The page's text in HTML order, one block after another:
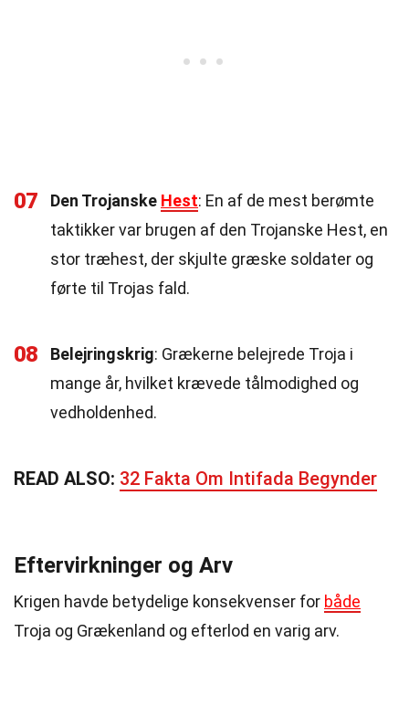
07 Den Trojanske Hest: En af de mest berømte
taktikker var brugen af den Trojanske Hest, en
stor træhest, der skjulte græske soldater og
førte til Trojas fald.
08 Belejringskrig: Grækerne belejrede Troja i
mange år, hvilket krævede tålmodighed og
vedholdenhed.
READ ALSO: 32 Fakta Om Intifada Begynder
Eftervirkninger og Arv
Krigen havde betydelige konsekvenser for både
Troja og Grækenland og efterlod en varig arv.